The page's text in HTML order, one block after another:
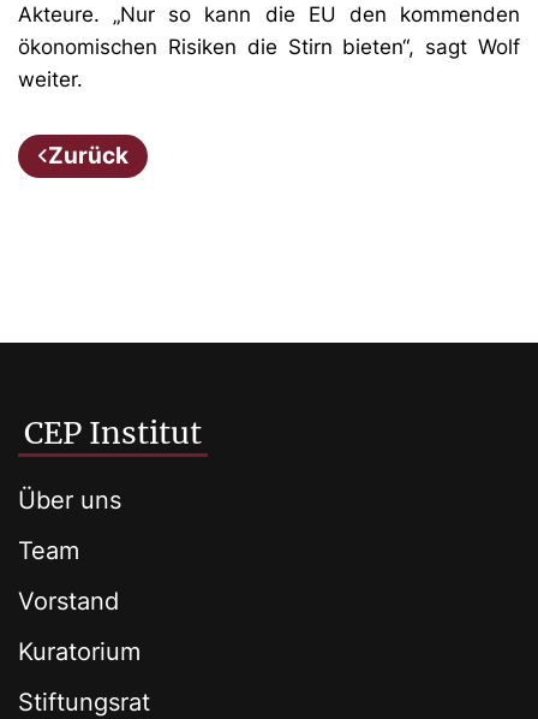
Akteure. „Nur so kann die EU den kommenden
ökonomischen Risiken die Stirn bieten“, sagt Wolf
weiter.
Zurück
CEP Institut
Über uns
Team
Vorstand
Kuratorium
Stiftungsrat